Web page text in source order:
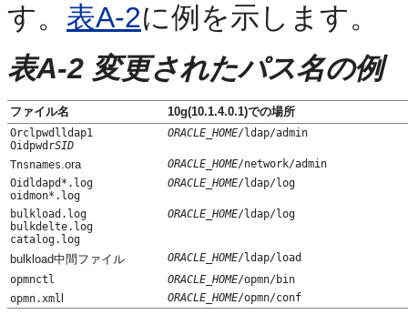
す。 表A-2に例を示します。
表A-2 変更されたパス名の例
ファイル名 10g(10.1.4.0.1)での場所
Orclpwdlldap1
OidpwdrSID
ORACLE_HOME/ldap/admin
Tnsnames.ora ORACLE_HOME/network/admin
Oidldapd*.log
oidmon*.log
ORACLE_HOME/ldap/log
bulkload.log
bulkdelte.log
catalog.log
ORACLE_HOME/ldap/log
bulkload中間ファイル ORACLE_HOME/ldap/load
opmnctl
ORACLE_HOME/opmn/bin
opmn.xml
ORACLE_HOME/opmn/conf